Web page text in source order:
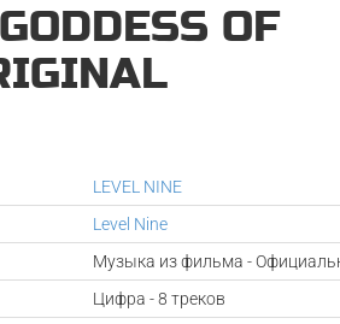
OF
LEVEL NINE
Level Nine
Музыка из фильма -
Цифра - 8 треков